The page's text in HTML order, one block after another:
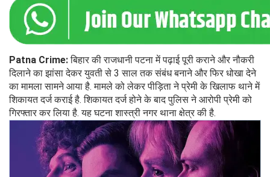
Patna Crime:बिहार की राजधानी पटना में पढ़ाई पूरी कराने और नौकरी
दिलाने का झांसा देकर युवती से 3 साल तक संबंध बनाने और फिर धोखा देने
का मामला सामने आया है. मामले को लेकर पीड़िता ने प्रेमी के खिलाफ थाने में
शिकायत दर्ज कराई है. शिकायत दर्ज होने के बाद पुलिस ने आरोपी प्रेमी को
गिरफ्तार कर लिया है. यह घटना शास्त्री नगर थाना क्षेत्र की है.